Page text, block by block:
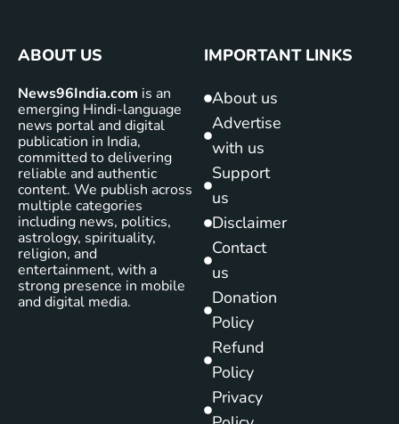
ABOUT US
News96India.com is an
emerging Hindi-language
news portal and digital
publication in India,
committed to delivering
reliable and authentic
content. We publish across
multiple categories
including news, politics,
astrology, spirituality,
religion, and
entertainment, with a
strong presence in mobile
and digital media.
IMPORTANT LINKS
About us
Advertise
with us
Support
us
Disclaimer
Contact
us
Donation
Policy
Refund
Policy
Privacy